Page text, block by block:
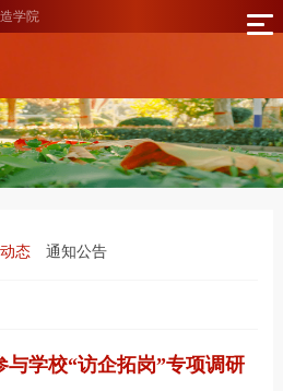
学院
态 通知公告
与学校“访企拓岗”专项调研